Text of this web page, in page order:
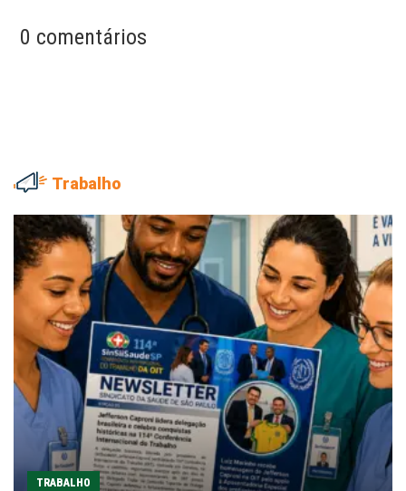
0 comentários
Trabalho
TRABALHO